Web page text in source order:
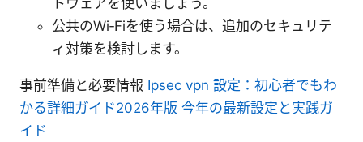
トウェアを使いましょう。
公共のWi‑Fiを使う場合は、追加のセキュリテ
ィ対策を検討します。
事前準備と必要情報 Ipsec vpn 設定：初心者でもわ
かる詳細ガイド2026年版 今年の最新設定と実践ガ
イド